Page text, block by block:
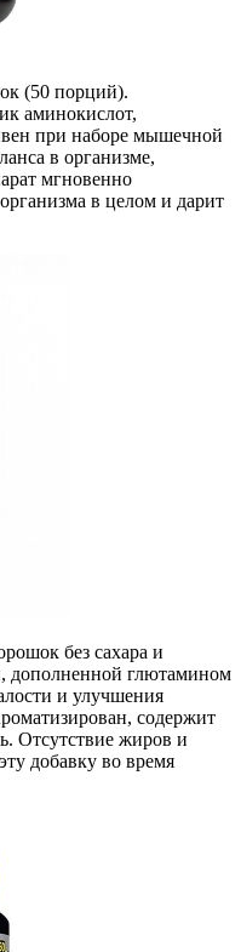
(50 порций).
аминокислот,
при наборе мышечной
в организме,
мгновенно
в целом и дарит
без сахара и
дополненной глютамином
и улучшения
содержит
Отсутствие жиров и
добавку во время